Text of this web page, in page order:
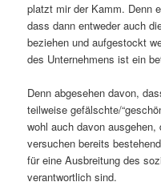
platzt mir der Kamm. Denn
dass dann entweder auch
beziehen und aufgestockt
des Unternehmens ist ein
Denn abgesehen davon,
teilweise gefälschte/
wohl auch davon
versuchen bereits
für eine Ausbreitung des
verantwortlich sind.